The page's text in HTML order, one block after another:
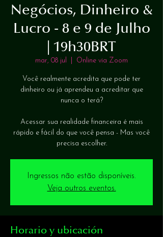
Negócios, Dinheiro &
Lucro - 8 e 9 de Julho
| 19h30BRT
mar, 08 jul Online via Zoom
Você realmente acredita que pode ter
dinheiro ou já aprendeu a acreditar que
nunca o terá?
Acessar sua realidade financeira é mais
rápido e fácil do que você pensa - Mas você
precisa escolher.
Ingressos não estão disponíveis.
Veja outros eventos.
Horario y ubicación